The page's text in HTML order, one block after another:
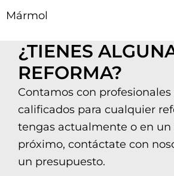
Mármol
¿TIENES
REFORMA?
Contamos con
calificados para cualquier
tengas actualmente o en
próximo, contáctate con
un presupuesto.